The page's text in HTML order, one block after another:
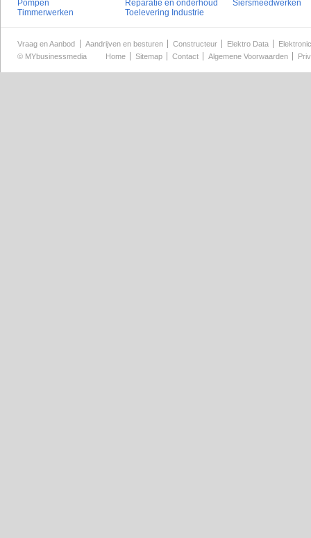
Pompen Reparatie en onderhoud
Siersmeedwerken
Timmerwerken
Toelevering Industrie
Vraag en Aanbod Aandrijven en besturen Constructeur Elektro Data
© MYbusinessmedia Home Sitemap Contact Algemene Voorwaarden